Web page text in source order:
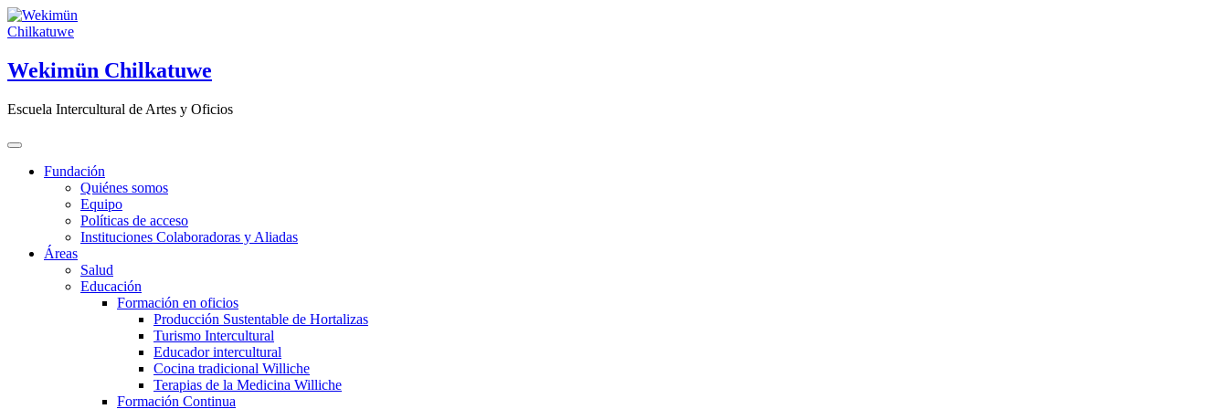
Saltar
al
Wekimün Chilkatuwe
Escuela Intercultural de Artes y Oficios
Fundación
Quiénes somos
Equipo
Políticas de acceso
Instituciones Colaboradoras y Aliadas
Áreas
Salud
Educación
Formación en oficios
Producción Sustentable de Hortalizas
Turismo Intercultural
Educador intercultural
Cocina tradicional Williche
Terapias de la Medicina Williche
Formación Continua